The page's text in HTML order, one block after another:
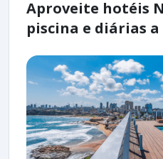
Aproveite hotéis
piscina e diárias